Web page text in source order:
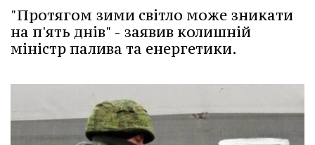
"Протягом зими світло може зникати
на п'ять днів" - заявив колишній
міністр палива та енергетики.